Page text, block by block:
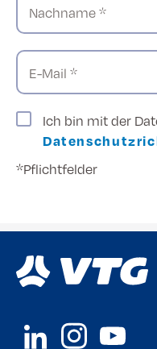
Nachname *
E-Mail *
Ich bin mit der
*Pflichtfelder